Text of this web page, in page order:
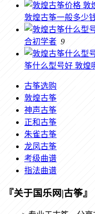
敦煌古筝一般多少钱
合初学者 9
筝什么型号好 敦煌
古筝选购
敦煌古筝
神声古筝
正和古筝
朱雀古筝
龙凤古筝
考级曲谱
指法曲谱
『关于国乐网|古筝』